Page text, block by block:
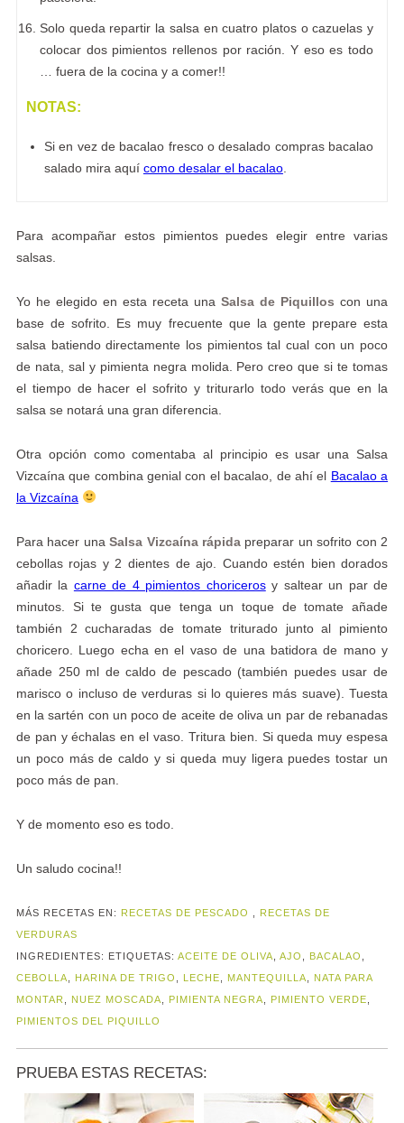
Solo queda repartir la salsa en cuatro platos o cazuelas y
colocar dos pimientos rellenos por ración. Y eso es todo
… fuera de la cocina y a comer!!
NOTAS:
Si en vez de bacalao fresco o desalado compras bacalao
salado mira aquí como desalar el bacalao.
Para acompañar estos pimientos puedes elegir entre varias
salsas.
Yo he elegido en esta receta unaSalsa de Piquillos con una
base de sofrito. Es muy frecuente que la gente prepare esta
salsa batiendo directamente los pimientos tal cual con un poco
de nata, sal y pimienta negra molida. Pero creo que si te tomas
el tiempo de hacer el sofrito y triturarlo todo verás que en la
salsa se notará una gran diferencia.
Otra opción como comentaba al principio es usar una Salsa
Vizcaína que combina genial con el bacalao, de ahí el Bacalao a
la Vizcaína
Para hacer unaSalsa Vizcaína rápida preparar un sofrito con 2
cebollas rojas y 2 dientes de ajo. Cuando estén bien dorados
añadir la carne de 4 pimientos choricerosy saltear un par de
minutos. Si te gusta que tenga un toque de tomate añade
también 2 cucharadas de tomate triturado junto al pimiento
choricero. Luego echa en el vaso de una batidora de mano y
añade 250 ml de caldo de pescado (también puedes usar de
marisco o incluso de verduras si lo quieres más suave). Tuesta
en la sartén con un poco de aceite de oliva un par de rebanadas
de pan y échalas en el vaso. Tritura bien. Si queda muy espesa
un poco más de caldo y si queda muy ligera puedes tostar un
poco más de pan.
Y de momento eso es todo.
Un saludo cocina!!
MÁS RECETAS EN: RECETAS DE PESCADO
RECETAS DE
VERDURAS
INGREDIENTES: ETIQUETAS: ACEITE DE OLIVA AJO BACALAO
CEBOLLA
HARINA DE TRIGO LECHE MANTEQUILLA
NATA PARA
MONTAR
NUEZ MOSCADA PIMIENTA NEGRA PIMIENTO VERDE
PIMIENTOS DEL PIQUILLO
PRUEBA ESTAS RECETAS: